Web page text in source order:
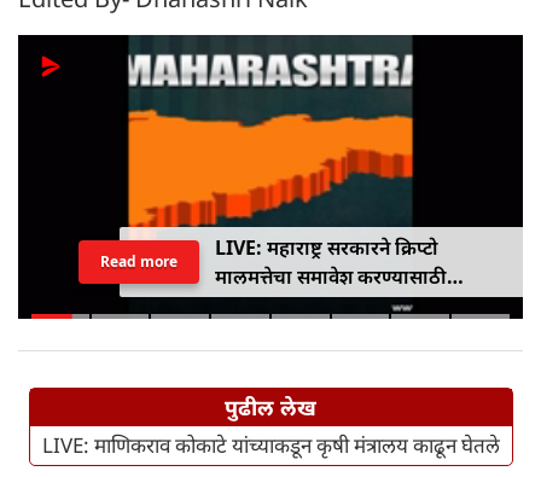
LIVE: महाराष्ट्र सरकारने क्रिप्टो
मालमत्तेचा समावेश करण्यासाठी
एमपीआयडी कायद्यात दुरुस्ती केली
Read more
पुढील लेख
LIVE: माणिकराव कोकाटे यांच्याकडून कृषी मंत्रालय काढून घेतले